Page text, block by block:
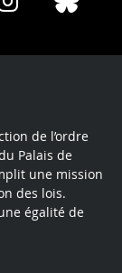
Instagram
de l’ordre
Palais de
une mission
des lois.
égalité de